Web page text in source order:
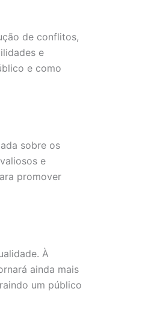
de conflitos,
e
e como
sobre os
e
promover
À
ainda mais
um público